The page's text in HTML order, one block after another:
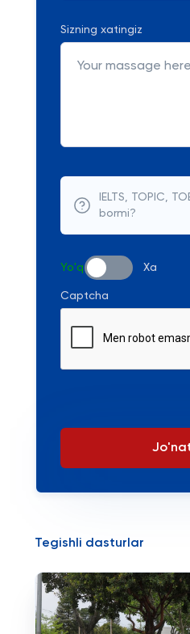
Sizning xatingiz
IELTS, TOPIC,
bormi?
Yo'q Xa
Captcha
Tegishli dasturlar